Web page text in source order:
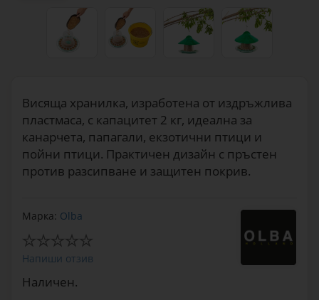
Висяща хранилка, изработена от издръжлива
пластмаса, с капацитет 2 кг, идеална за
канарчета, папагали, екзотични птици и
пойни птици. Практичен дизайн с пръстен
против разсипване и защитен покрив.
Марка: Olba
Напиши отзив
Наличен.